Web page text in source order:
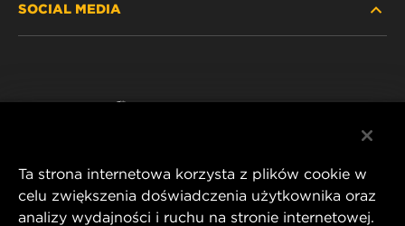
GDZIE KUPIĆ
SOCIAL MEDIA
Ta strona internetowa korzysta z plików cookie w
celu zwiększenia doświadczenia użytkownika oraz
analizy wydajności i ruchu na stronie internetowej.